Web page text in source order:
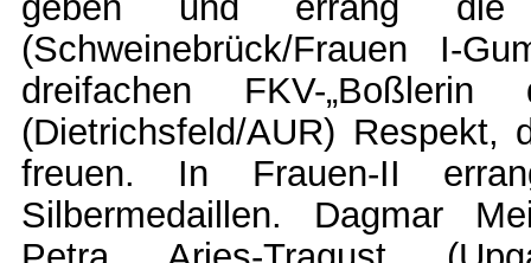
(Schweinebrück/Frauen I-
dreifachen FKV-
(Dietrichsfeld/AUR)
freuen. In Frauen-II
Silbermedaillen. Dagmar